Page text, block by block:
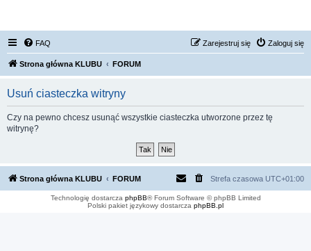
FAQ Zaloguj się
Zarejestruj się
Strona główna KLUBU FORUM
Usuń ciasteczka witryny
Czy na pewno chcesz usunąć wszystkie ciasteczka utworzone przez tę
witrynę?
Strona główna KLUBU FORUM Strefa czasowa UTC+01:00
Technologię dostarcza phpBB® Forum Software © phpBB Limited
Polski pakiet językowy dostarcza phpBB.pl